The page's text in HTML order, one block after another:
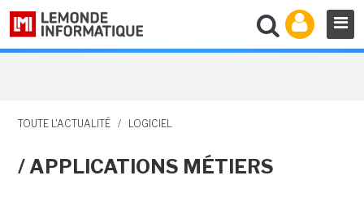
TOUTE L'ACTUALITÉ / LOGICIEL
/ APPLICATIONS MÉTIERS